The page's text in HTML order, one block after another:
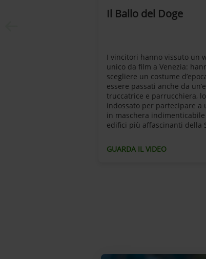
Il Ballo del Doge
I vincitori hanno vissuto un
unico da film a Venezia:
scegliere un costume
essere passati anche da
truccatrice e parrucchiera,
indossato per partecipare a
in maschera
edifici più affascinanti della
GUARDA IL VIDEO